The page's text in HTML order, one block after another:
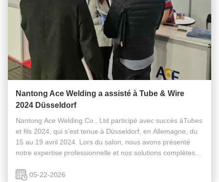
Nantong Ace Welding a assisté à Tube & Wire
2024 Düsseldorf
Nantong Ace Welding Co., Ltd.participé avec succès àTubes
et fils 2024, qui s'est tenue à Düsseldorf, en Allemagne, du
15 au 19 avril 2024. Lors du salon, nous avons présenté
notre expertise professionnelle et nos solutions complètes
de ...05-22-2026